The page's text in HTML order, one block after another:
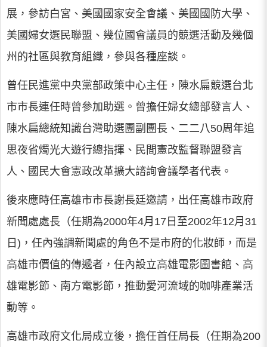
展，參訪白宮、美國國家安全會議、美國國防大學、
美國婦女選民聯盟、幾位國會議員的競選活動及幾個
州的社區與教育組織，參與各種座談。
曾任民進黨中央黨部政策中心主任，陳水扁競選台北
市市長連任時曾參加助選。曾擔任婦女總部發言人、
陳水扁總統知識台灣助選團副團長、二二八50周年追
思夜省燭光大遊行總指揮、民間憲改監督聯盟發言
人、國民大會憲政改革擴大諮詢會議學者代表。
後來應時任高雄市市長謝長廷邀請，出任高雄市政府
新聞處處長（任期為2000年4月17日至2002年12月31
日)，任內強調新聞處的角色不是市府的化妝師，而是
高雄市價值的傳遞者，任內設立高雄電影圖書館、高
雄電影節、南方電影節，推動愛河流域的咖啡產業活
動等。
高雄市政府文化局成立後，擔任首任局長（任期為200